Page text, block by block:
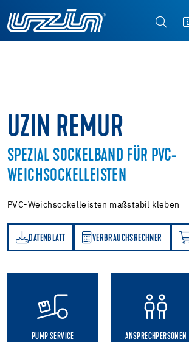
UZIN REMUR
SPEZIAL SOCKELBAND FÜR PVC-
WEICHSOCKELLEISTEN
PVC-Weichsockelleisten maßstabil kleben
DATENBLATT VERBRAUCHSRECHNER
BESTELLEN
PUMP SERVICE ANSPRECHPERSONEN